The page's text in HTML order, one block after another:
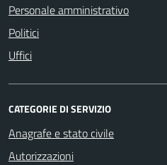
Personale amministrativo
Politici
Uffici
CATEGORIE DI SERVIZIO
Anagrafe e stato civile
Autorizzazioni